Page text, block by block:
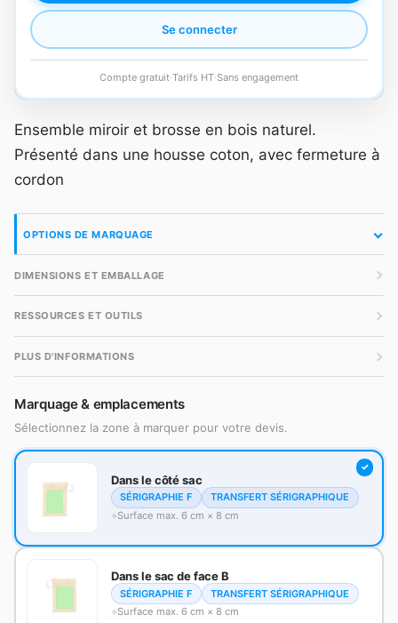
Se connecter
Compte gratuit·Tarifs HT·Sans engagement
Ensemble miroir et brosse en bois naturel.
Présenté dans une housse coton, avec fermeture à
cordon
OPTIONS DE MARQUAGE
DIMENSIONS ET EMBALLAGE
RESSOURCES ET OUTILS
PLUS D'INFORMATIONS
Marquage & emplacements
Sélectionnez la zone à marquer pour votre devis.
Dans le côté sac
SÉRIGRAPHIE F
TRANSFERT SÉRIGRAPHIQUE
Surface max. 6 cm × 8 cm
Dans le sac de face B
SÉRIGRAPHIE F
TRANSFERT SÉRIGRAPHIQUE
Surface max. 6 cm × 8 cm